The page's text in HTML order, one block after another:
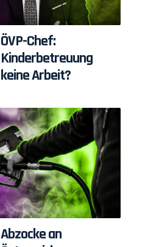
ÖVP-Chef:
Kinderbetreuung
keine Arbeit?
Abzocke an